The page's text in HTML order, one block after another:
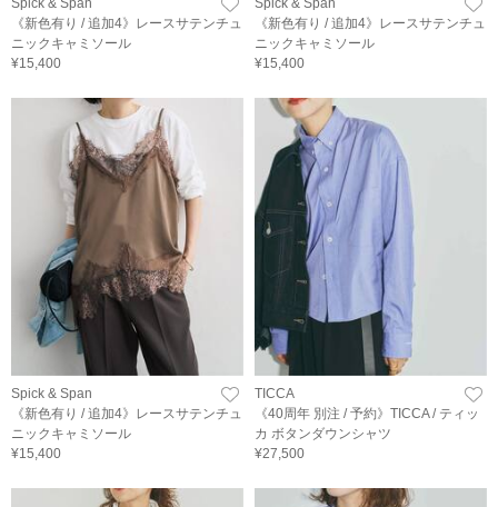
Spick & Span
《新色有り / 追加4》レースサテンチュ
ニックキャミソール
¥15,400
Spick & Span
《新色有り / 追加4》レースサテンチュ
ニックキャミソール
¥15,400
Spick & Span
《新色有り / 追加4》レースサテンチュ
ニックキャミソール
¥15,400
TICCA
《40周年 別注 / 予約》TICCA / ティッ
カ ボタンダウンシャツ
¥27,500